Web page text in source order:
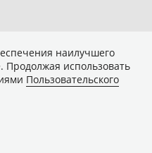
наилучшего
использовать
Пользовательского